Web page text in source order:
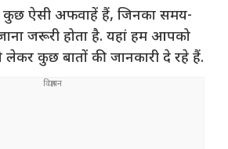
कुछ ऐसी अफवाहें हैं, जिनका समय-
जरूरी होता है. यहां हम आपको
लेकर कुछ बातों की जानकारी दे रहे हैं.